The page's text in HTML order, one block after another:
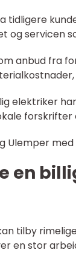
tidligere
og servicen
anbud fra
elektriker
forskrifter
Ulemper
en
tilby
en stor